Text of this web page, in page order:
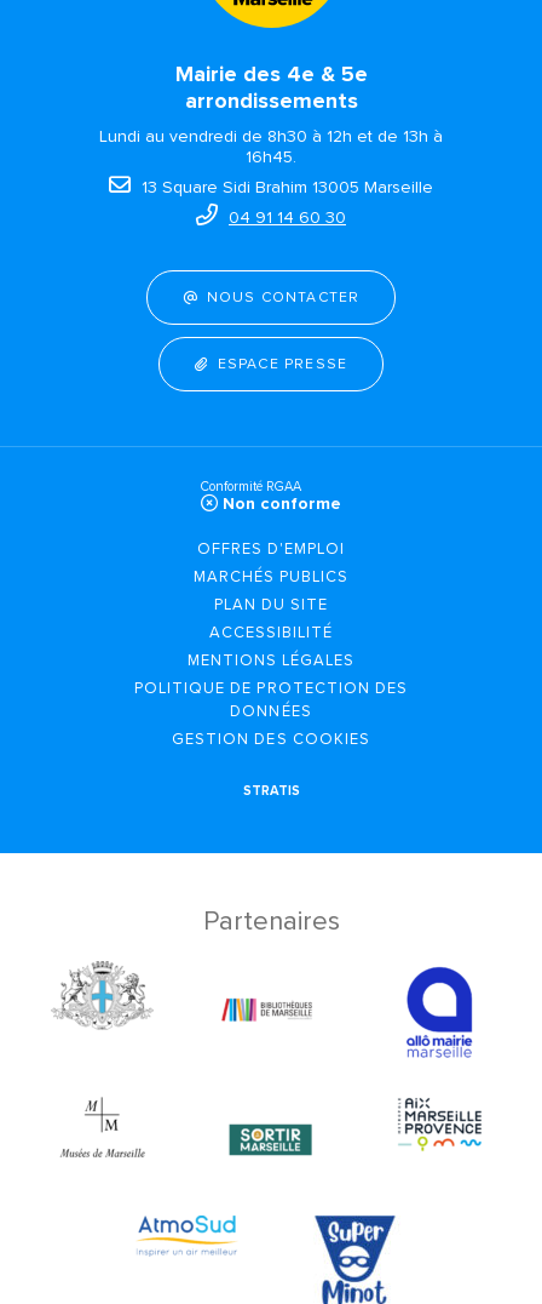
Mairie des 4e & 5e
arrondissements
Lundi au vendredi de 8h30 à 12h et de 13h à
16h45.
13 Square Sidi Brahim 13005 Marseille
04 91 14 60 30
NOUS CONTACTER
ESPACE PRESSE
Conformité RGAA
Non conforme
OFFRES D'EMPLOI
MARCHÉS PUBLICS
PLAN DU SITE
ACCESSIBILITÉ
MENTIONS LÉGALES
POLITIQUE DE PROTECTION DES
DONNÉES
GESTION DES COOKIES
STRATIS
Partenaires